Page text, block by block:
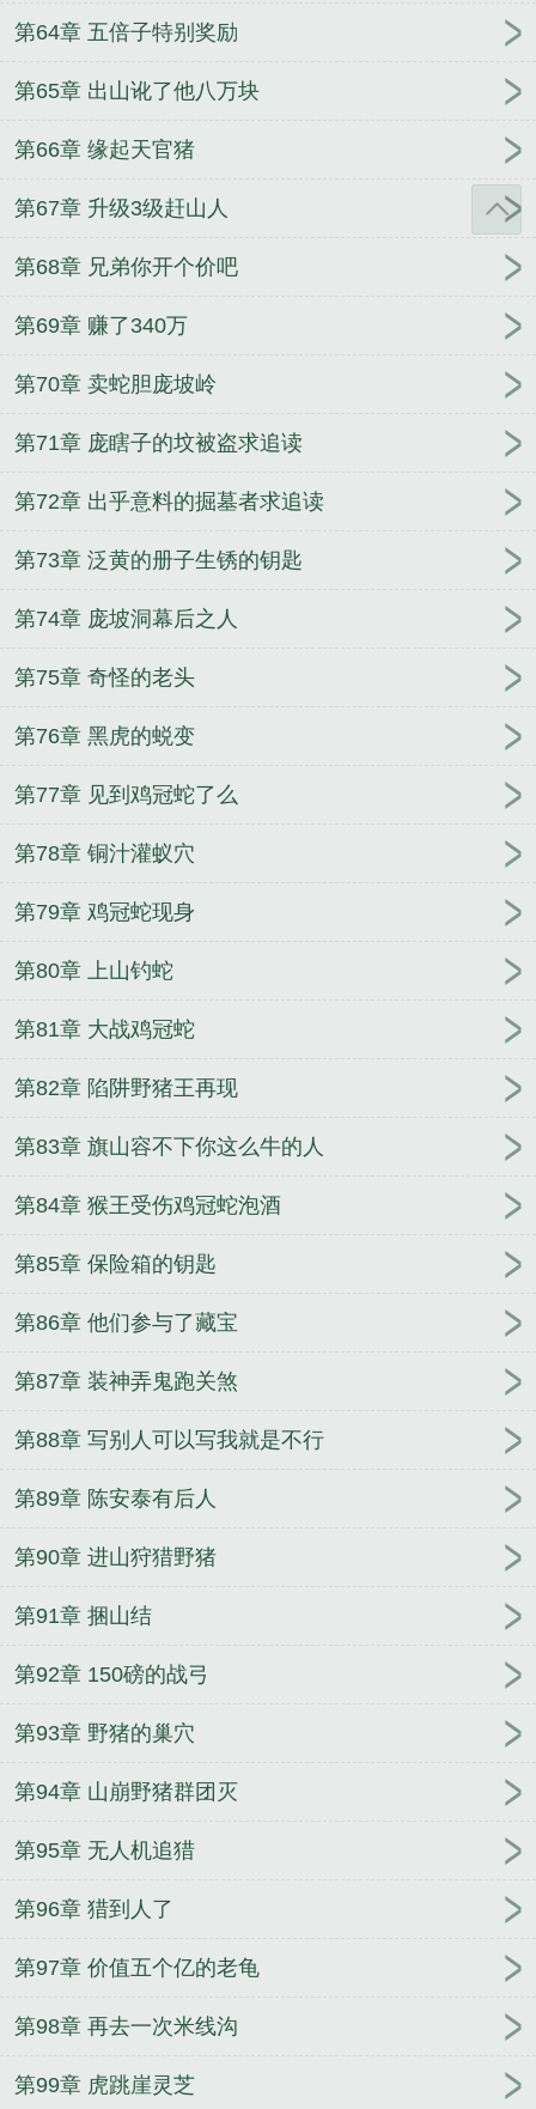
第64章 五倍子特别奖励
第65章 出山讹了他八万块
第66章 缘起天官猪
第67章 升级3级赶山人
第68章 兄弟你开个价吧
第69章 赚了340万
第70章 卖蛇胆庞坡岭
第71章 庞瞎子的坟被盗求追读
第72章 出乎意料的掘墓者求追读
第73章 泛黄的册子生锈的钥匙
第74章 庞坡洞幕后之人
第75章 奇怪的老头
第76章 黑虎的蜕变
第77章 见到鸡冠蛇了么
第78章 铜汁灌蚁穴
第79章 鸡冠蛇现身
第80章 上山钓蛇
第81章 大战鸡冠蛇
第82章 陷阱野猪王再现
第83章 旗山容不下你这么牛的人
第84章 猴王受伤鸡冠蛇泡酒
第85章 保险箱的钥匙
第86章 他们参与了藏宝
第87章 装神弄鬼跑关煞
第88章 写别人可以写我就是不行
第89章 陈安泰有后人
第90章 进山狩猎野猪
第91章 捆山结
第92章 150磅的战弓
第93章 野猪的巢穴
第94章 山崩野猪群团灭
第95章 无人机追猎
第96章 猎到人了
第97章 价值五个亿的老龟
第98章 再去一次米线沟
第99章 虎跳崖灵芝